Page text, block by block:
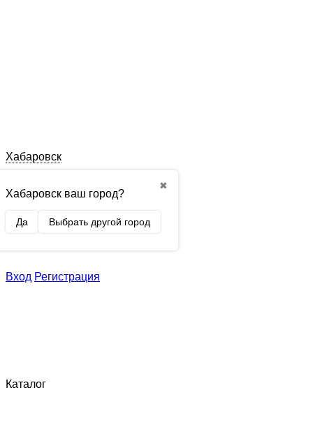
Хабаровск
✖
Хабаровск ваш город?
Да Выбрать другой город
Вход Регистрация
Каталог